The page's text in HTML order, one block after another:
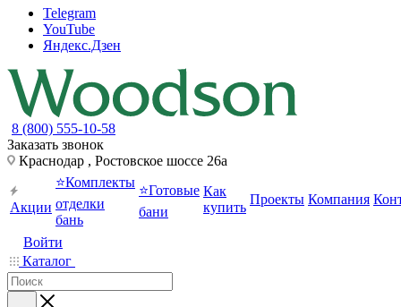
Telegram
YouTube
Яндекс.Дзен
8 (800) 555-10-58
Заказать звонок
Краснодар , Ростовское шоссе 26а
Акции
⭐Комплекты
отделки
бань
⭐Готовые
бани
Как
купить
Проекты Компания
Войти
Каталог